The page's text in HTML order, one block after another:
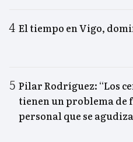
El tiempo en Vigo,
Pilar Rodríguez: “Los
tienen un problema de
personal que se